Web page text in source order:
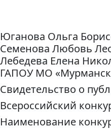
Юганова Ольга
Семенова Любовь
Лебедева Елена
ГАПОУ МО
Свидетельство о
Всероссийский
Наименование